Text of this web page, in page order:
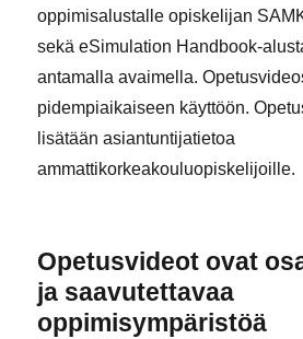
oppimisalustalle opiskelijan
sekä eSimulation Handbook-
antamalla avaimella.
pidempiaikaiseen käyttöön.
lisätään asiantuntijatietoa
ammattikorkeakouluopiskelijoille.
Opetusvideot ovat
ja saavutettavaa
oppimisympäristöä